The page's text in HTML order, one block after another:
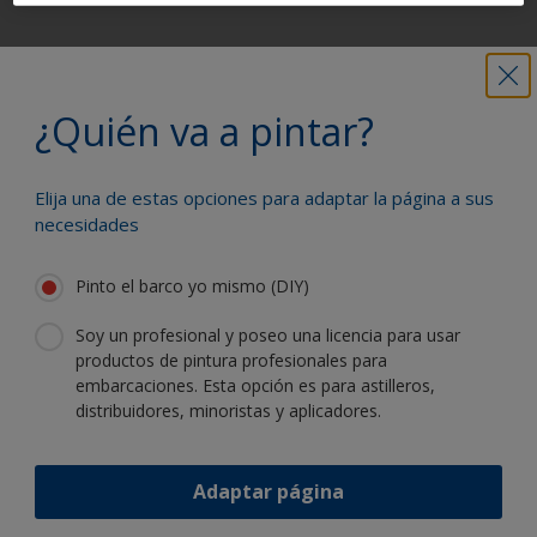
¿Quién va a pintar?
Elija una de estas opciones para adaptar la página a sus
necesidades
Pinto el barco yo mismo (DIY)
Soy un profesional y poseo una licencia para usar
productos de pintura profesionales para
embarcaciones. Esta opción es para astilleros,
distribuidores, minoristas y aplicadores.
Adaptar página
Obtenga toda la ayuda necesaria para
Benefíciese de nuestra continua
Siga a International: